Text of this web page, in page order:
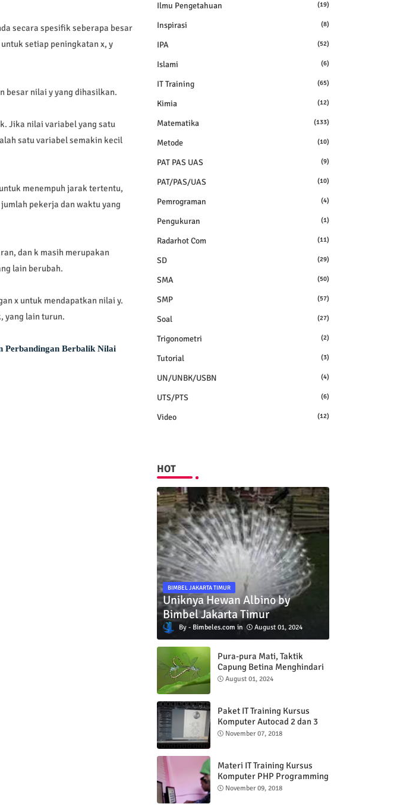
secara spesifik seberapa besar
setiap peningkatan x, y
besar nilai y yang dihasilkan.
Jika nilai variabel yang satu
satu variabel semakin kecil
menempuh jarak tertentu,
pekerja dan waktu yang
dan k masih merupakan
lain berubah.
x untuk mendapatkan nilai y.
yang lain turun.
Perbandingan Berbalik Nilai
Ilmu Pengetahuan (19)
Inspirasi (8)
IPA (52)
Islami (6)
IT Training (65)
Kimia (12)
Matematika (133)
Metode (10)
PAT PAS UAS (9)
PAT/PAS/UAS (10)
Pemrograman (4)
Pengukuran (1)
Radarhot Com (11)
SD (29)
SMA (50)
SMP (57)
Soal (27)
Trigonometri (2)
Tutorial (3)
UN/UNBK/USBN (4)
UTS/PTS (6)
Video (12)
HOT
BIMBEL JAKARTA TIMUR
Uniknya Hewan Albino by
Bimbel Jakarta Timur
Bimbeles.com August 01, 2024
Pura-pura Mati, Taktik
Capung Betina Menghindari
Pejantan
August 01, 2024
Paket IT Training Kursus
Komputer Autocad 2 dan 3
DImensi
November 07, 2018
Materi IT Training Kursus
Komputer PHP Programming
& MYSQL basic
November 09, 2018